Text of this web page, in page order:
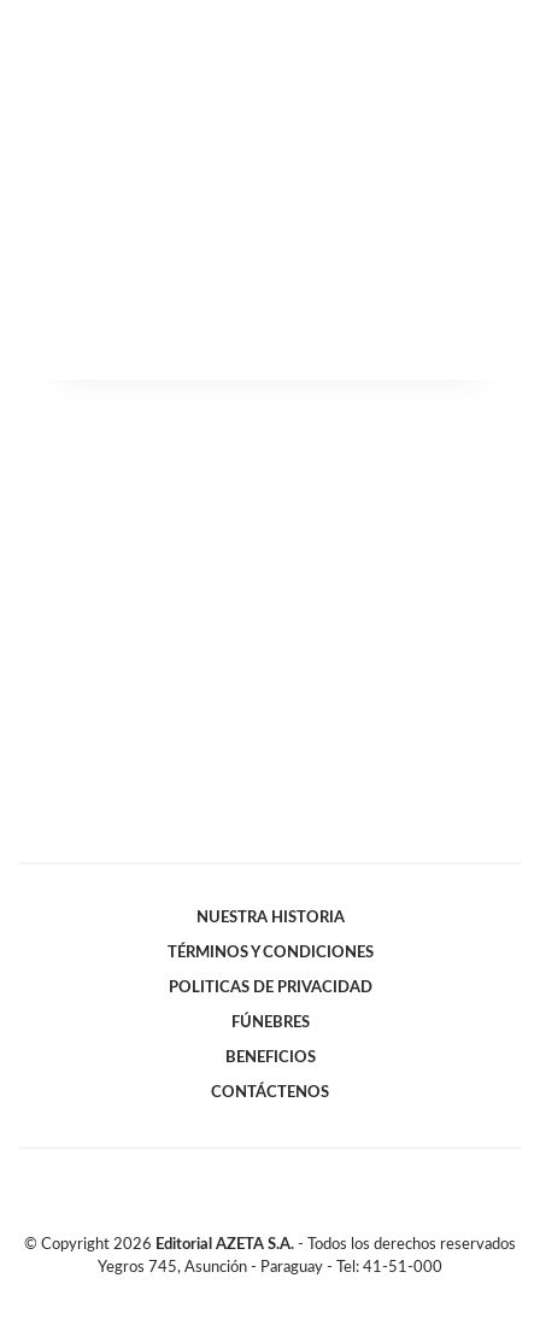
NUESTRA HISTORIA
TÉRMINOS Y CONDICIONES
POLITICAS DE PRIVACIDAD
FÚNEBRES
BENEFICIOS
CONTÁCTENOS
© Copyright 2026 Editorial AZETA S.A. - Todos los derechos reservados
Yegros 745, Asunción - Paraguay - Tel: 41-51-000